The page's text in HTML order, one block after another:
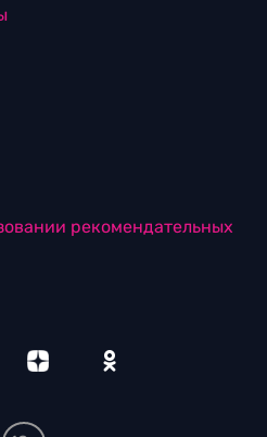
рекомендательных